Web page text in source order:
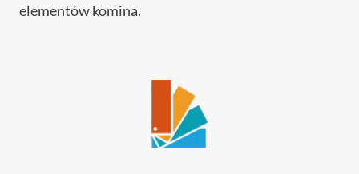
elementów komina.